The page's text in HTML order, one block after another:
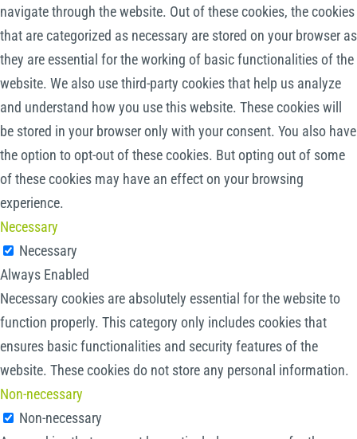
navigate through the website. Out of these cookies, the cookies
that are categorized as necessary are stored on your browser as
they are essential for the working of basic functionalities of the
website. We also use third-party cookies that help us analyze
and understand how you use this website. These cookies will
be stored in your browser only with your consent. You also have
the option to opt-out of these cookies. But opting out of some
of these cookies may have an effect on your browsing
experience.
Necessary
Necessary
Always Enabled
Necessary cookies are absolutely essential for the website to
function properly. This category only includes cookies that
ensures basic functionalities and security features of the
website. These cookies do not store any personal information.
Non-necessary
Non-necessary